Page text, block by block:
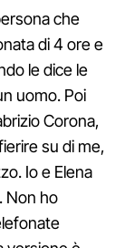
che
di 4 ore e
le dice le
uomo. Poi
Corona,
su di me,
Io e Elena
Non ho